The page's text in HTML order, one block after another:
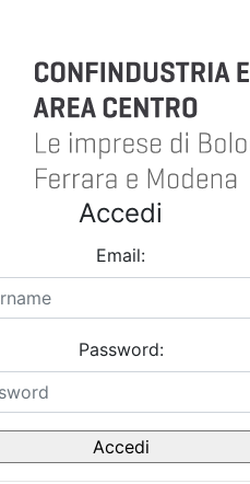
Accedi
Email:
Password: